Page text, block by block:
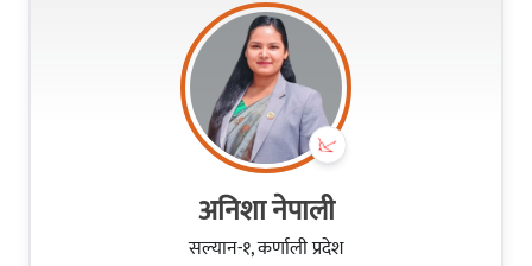
अनिशा नेपाली
सल्यान-१, कर्णाली प्रदेश